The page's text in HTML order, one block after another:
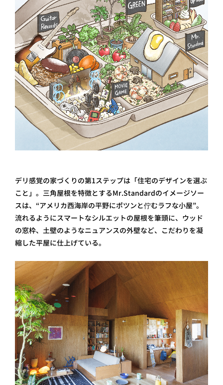
デリ感覚の家づくりの第1ステップは「住宅のデザインを選ぶ
こと」。三角屋根を特徴とするMr.Standardのイメージソー
スは、“アメリカ西海岸の平野にポツンと佇むラフな小屋”。
流れるようにスマートなシルエットの屋根を筆頭に、ウッド
の窓枠、土壁のようなニュアンスの外壁など、こだわりを凝
縮した平屋に仕上げている。